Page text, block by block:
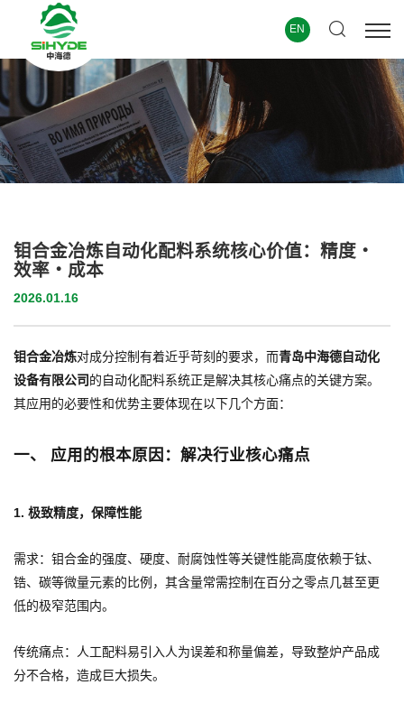
EN
钼合金冶炼自动化配料系统核心价值：精度・
效率・成本
2026.01.16
钼合金冶炼对成分控制有着近乎苛刻的要求，而青岛中海德自动化
设备有限公司的自动化配料系统正是解决其核心痛点的关键方案。
其应用的必要性和优势主要体现在以下几个方面：
一、 应用的根本原因：解决行业核心痛点
1. 极致精度，保障性能
需求：钼合金的强度、硬度、耐腐蚀性等关键性能高度依赖于钛、
锆、碳等微量元素的比例，其含量常需控制在百分之零点几甚至更
低的极窄范围内。
传统痛点：人工配料易引入人为误差和称量偏差，导致整炉产品成
分不合格，造成巨大损失。